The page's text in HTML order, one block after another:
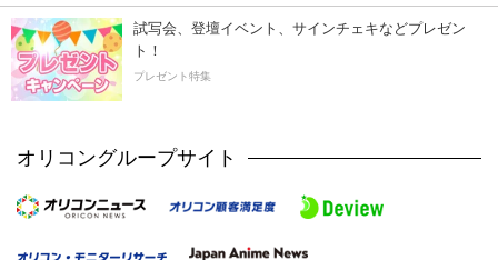
試写会、登壇イベント、サインチェキなどプレゼン
ト！
プレゼント特集
オリコングループサイト